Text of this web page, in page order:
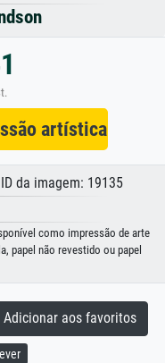
artística
da imagem: 19135
como impressão de arte
papel não revestido ou papel
Adicionar aos favoritos